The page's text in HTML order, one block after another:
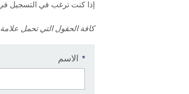
إذا كنت ترغب في التسجيل في
كافة الحقول التي تحمل علامة
* الاسم